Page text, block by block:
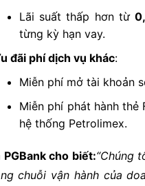
Lãi suất thấp hơn từ
từng kỳ hạn vay.
đãi phí dịch vụ khác:
Miễn phí mở tài khoản
Miễn phí phát hành
hệ thống Petrolimex.
cho biết:“Chúng
chuỗi vận hành của